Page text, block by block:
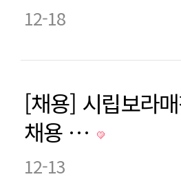
12-18
[채용] 시립보라
채용 …
12-13